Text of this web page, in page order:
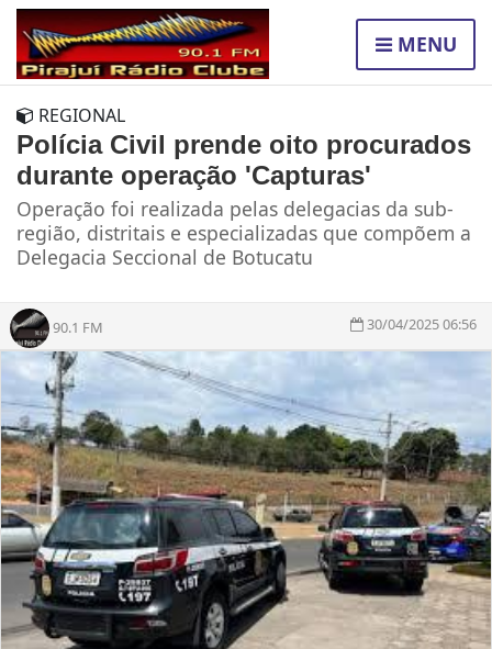
MENU
REGIONAL
Polícia Civil prende oito procurados
durante operação 'Capturas'
Operação foi realizada pelas delegacias da sub-
região, distritais e especializadas que compõem a
Delegacia Seccional de Botucatu
90.1 FM 30/04/2025 06:56